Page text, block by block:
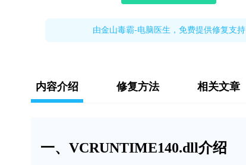
由金山毒霸-电脑医生，免费提供修复支持
内容介绍 修复方法 相关文章
一、VCRUNTIME140.dll介绍